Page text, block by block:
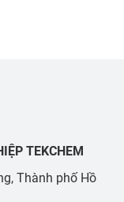
TEKCHEM
Thành phố Hồ